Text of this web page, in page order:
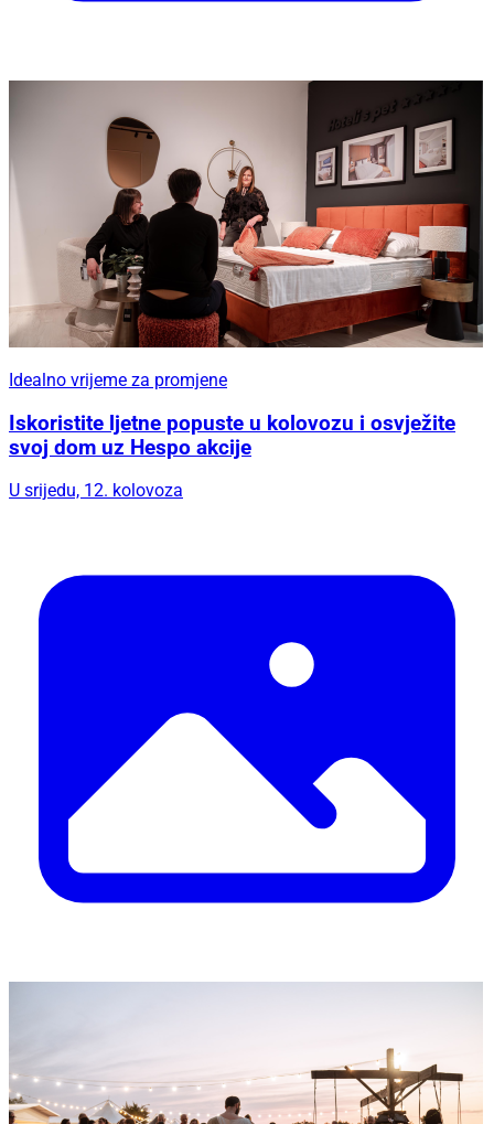
Idealno vrijeme za promjene
Iskoristite ljetne popuste u kolovozu i osvježite
svoj dom uz Hespo akcije
U srijedu, 12. kolovoza